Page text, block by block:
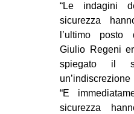
“Le indagini
sicurezza
l’ultimo
Giulio Regeni
spiegato il
“E
sicurezza